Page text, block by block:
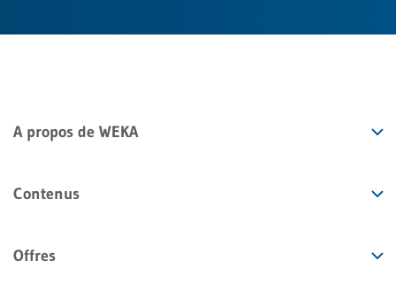
A propos de WEKA
Contenus
Offres